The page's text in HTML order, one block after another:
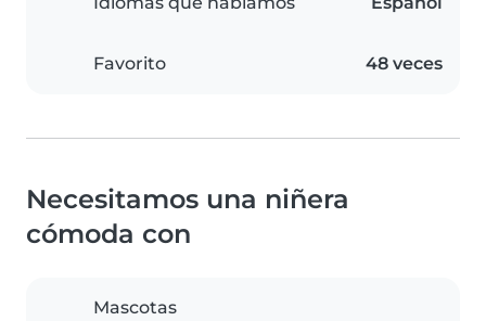
Favorito 48 veces
Necesitamos una niñera
cómoda con
Mascotas